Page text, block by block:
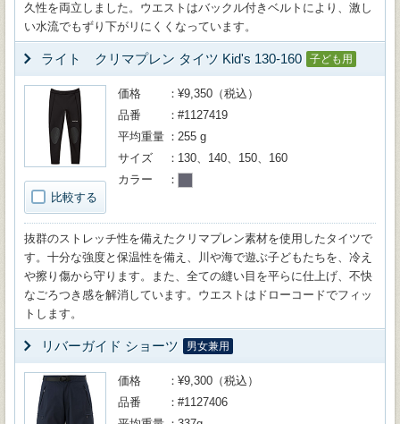
久性を両立しました。ウエストはバックル付きベルトにより、激し
い水流でもずり下がリにくくなっています。
ライト クリマプレン タイツ Kid's 130-160 子ども用
比較する
価格
¥9,350（税込）
品番
#1127419
平均重量
255 g
サイズ
130、140、150、160
カラー
抜群のストレッチ性を備えたクリマプレン素材を使用したタイツで
す。十分な強度と保温性を備え、川や海で遊ぶ子どもたちを、冷え
や擦り傷から守ります。また、全ての縫い目を平らに仕上げ、不快
なごろつき感を解消しています。ウエストはドローコードでフィッ
トします。
リバーガイド ショーツ 男女兼用
価格
¥9,300（税込）
品番
#1127406